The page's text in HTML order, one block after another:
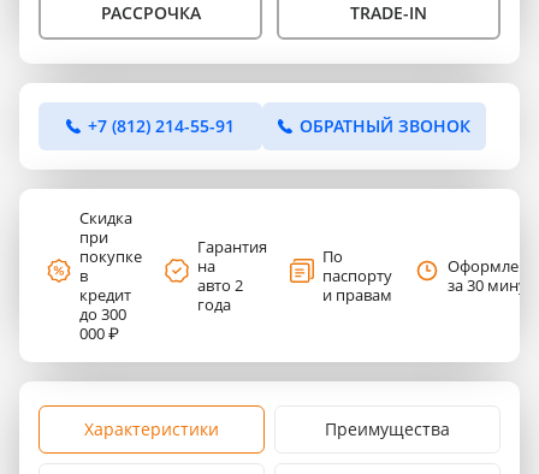
РАССРОЧКА TRADE-IN
+7 (812) 214-55-91 ОБРАТНЫЙ ЗВОНОК
Скидка
при
покупке
в
кредит
до 300
000 ₽
Гарантия
на
авто 2
года
По
паспорту
и правам
за 30 минут
Характеристики Преимущества